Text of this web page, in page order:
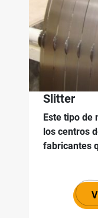
Slitter
Este tipo de
los centros
fabricantes